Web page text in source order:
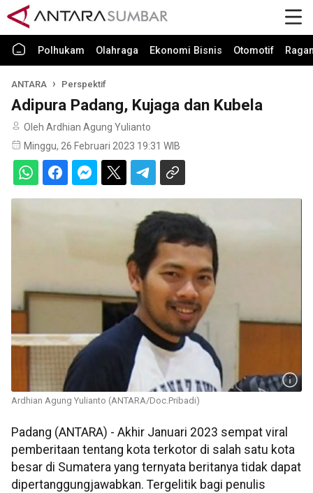
Polhukam Olahraga Ekonomi Bisnis Otomotif
ANTARA Perspektif
Adipura Padang, Kujaga dan Kubela
Oleh Ardhian Agung Yulianto
Minggu, 26 Februari 2023 19:31 WIB
Ardhian Agung Yulianto (ANTARA/Doc.Pribadi)
Padang (ANTARA) - Akhir Januari 2023 sempat viral
pemberitaan tentang kota terkotor di salah satu kota
besar di Sumatera yang ternyata beritanya tidak dapat
dipertanggungjawabkan. Tergelitik bagi penulis